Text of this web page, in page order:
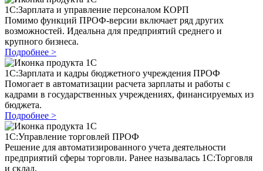
1C:Зарплата и управление персоналом КОРП
Помимо функций ПРОФ-версии включает ряд других
возможностей. Идеальна для предприятий среднего и
крупного бизнеса.
Подробнее >
1C:Зарплата и кадры бюджетного учреждения ПРОФ
Помогает в автоматизации расчета зарплаты и работы с
кадрами в государственных учреждениях, финансируемых из
бюджета.
Подробнее >
1C:Управление торговлей ПРОФ
Решение для автоматизированного учета деятельности
предприятий сферы торговли. Ранее называлась 1С:Торговля
и склад.